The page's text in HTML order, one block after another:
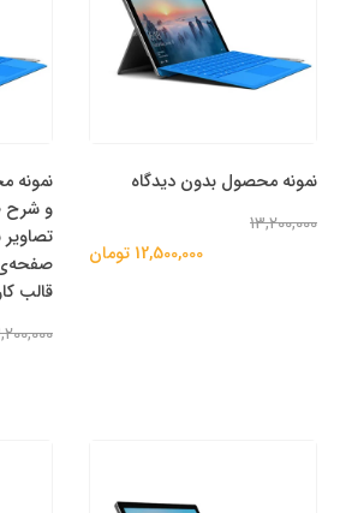
نمونه محصول بدون دیدگاه
13,200,000
12,500,000 تومان
نمونه
و شرح
صفحه‌ی
قالب